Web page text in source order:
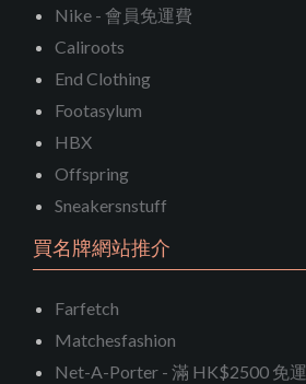
Nike - 會員免運費
Caliroots
End Clothing
Footasylum
HBX
Offspring
Sneakersnstuff
買名牌網站推介
Farfetch
Matchesfashion
Net-A-Porter - 滿 HK$2500 免運